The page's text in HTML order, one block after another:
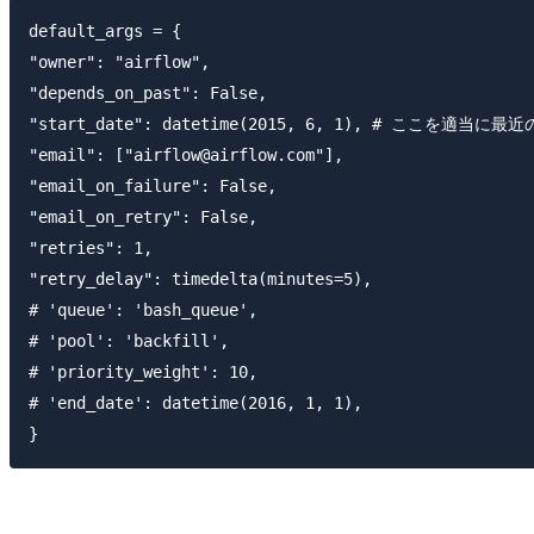
default_args = {
"owner": "airflow",
"depends_on_past": False,
"start_date": datetime(2015, 6, 1), # ここを適当に最近の
"email": ["airflow@airflow.com"],
"email_on_failure": False,
"email_on_retry": False,
"retries": 1,
"retry_delay": timedelta(minutes=5),
# 'queue': 'bash_queue',
# 'pool': 'backfill',
# 'priority_weight': 10,
# 'end_date': datetime(2016, 1, 1),